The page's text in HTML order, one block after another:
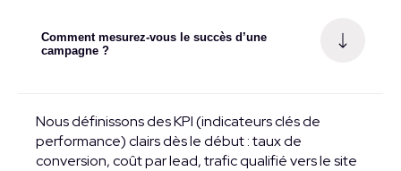
Comment mesurez-vous le succès d’une
campagne ?
Nous définissons des KPI (indicateurs clés de
performance) clairs dès le début : taux de
conversion, coût par lead, trafic qualifié vers le site